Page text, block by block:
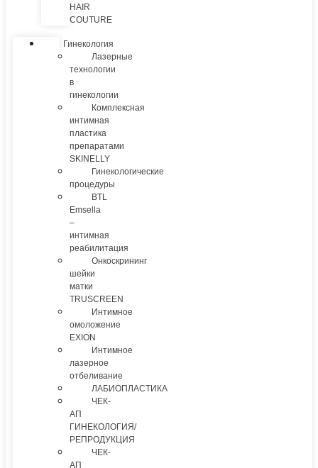
HAIR
COUTURE
Гинекология
Лазерные
технологии
в
гинекологии
Комплексная
интимная
пластика
препаратами
SKINELLY
Гинекологические
процедуры
BTL
Emsella
–
интимная
реабилитация
Онкоскрининг
шейки
матки
TRUSCREEN
Интимное
омоложение
EXION
Интимное
лазерное
отбеливание
ЛАБИОПЛАСТИКА
ЧЕК-
АП
ГИНЕКОЛОГИЯ/
РЕПРОДУКЦИЯ
ЧЕК-
АП